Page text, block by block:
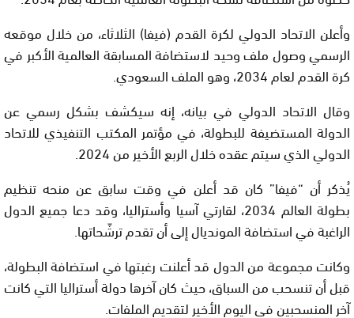
وأعلن الاتحاد الدولي لكرة القدم (فيفا) الثلاثاء، من خلال موقعه
الرسمي وصول ملف وحيد لاستضافة المسابقة العالمية الأكبر في
كرة القدم لعام 2034، وهو الملف السعودي
.
وقال الاتحاد الدولي في بيانه، إنه سيكشف بشكل رسمي عن
الدولة المستضيفة للبطولة، في مؤتمر المكتب التنفيذي للاتحاد
الدولي الذي سيتم عقده خلال الربع الأخير من 2024
.
يُذكر أن “فيفا” كان قد أعلن في وقت سابق عن منحه تنظيم
بطولة العالم 2034، لقارتي آسيا وأستراليا، وقد دعا جميع الدول
الراغبة في استضافة المونديال إلى أن تقدم ترشّحاتها.
وكانت مجموعة من الدول قد أعلنت رغبتها في استضافة البطولة،
قبل أن تنسحب من السباق، حيث كان آخرها دولة أستراليا التي كانت
آخر المنسحبين في اليوم الأخير لتقديم الملفات.